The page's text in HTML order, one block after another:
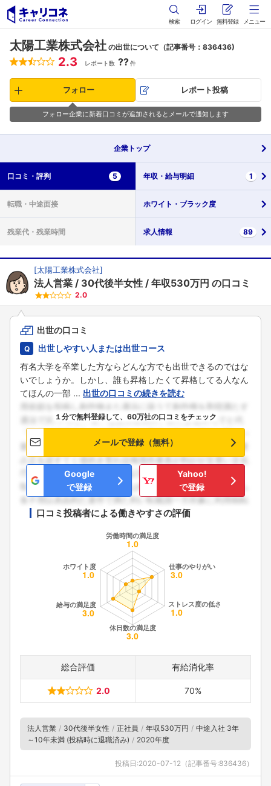
検索 ログイン 無料登録 メニュー
太陽工業株式会社 の出世について（記事番号：836436)
2.3 レポート数 ??件
フォロー レポート投稿
フォロー企業に新着口コミが追加されるとメールで通知します
企業 トップ
口コミ・ 評判 5 年収・ 給与明細 1
転職・ 中途面接 ホワイト・ ブラック度
残業代・ 残業時間 求人情報 89
[太陽工業株式会社]
法人営業 30代後半女性 年収530万円 の口コミ
2.0
出世の口コミ
出世しやすい人または出世コース
有名大学を卒業した方ならどんな方でも出世できるのではな
いでしょうか。しかし、誰も昇格したくて昇格してる人なん
てほんの一部 ... 出世の口コミの続きを読む
１分で無料登録して、60万社の口コミをチェック
メールで登録（無料）
Google
で登録
Yahoo!
で登録
口コミ投稿者による働きやすさの評価
総合評価 有給消化率
2.0 70%
法人営業 30代後半女性 正社員 年収530万円
中途入社 3年
～10年未満 (投稿時に退職済み)
2020年度
投稿日:2020-07-12 （記事番号:836436）